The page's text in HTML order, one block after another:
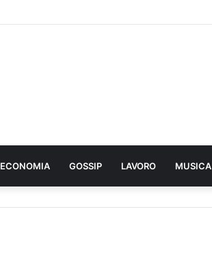
ECONOMIA GOSSIP LAVORO MUSICA